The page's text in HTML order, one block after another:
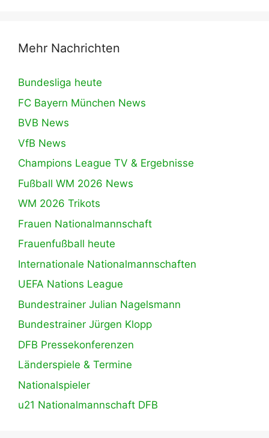
Mehr Nachrichten
Bundesliga heute
FC Bayern München News
BVB News
VfB News
Champions League TV & Ergebnisse
Fußball WM 2026 News
WM 2026 Trikots
Frauen Nationalmannschaft
Frauenfußball heute
Internationale Nationalmannschaften
UEFA Nations League
Bundestrainer Julian Nagelsmann
Bundestrainer Jürgen Klopp
DFB Pressekonferenzen
Länderspiele & Termine
Nationalspieler
u21 Nationalmannschaft DFB